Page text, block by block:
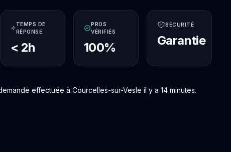
TEMPS DE
RÉPONSE
< 2h
PROS
VÉRIFIÉS
100%
SÉCURITÉ
Garantie
effectuée à Courcelles-sur-Vesle il y a 14 minutes.